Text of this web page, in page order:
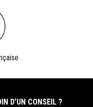
D’UN CONSEIL ?